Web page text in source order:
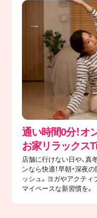
通い時間0分！オ
お家リラックス
店舗に行けない日や、真
ンなら快適！早朝・深夜
ッシュ。ヨガやアクティ
マイペースな新習慣を。